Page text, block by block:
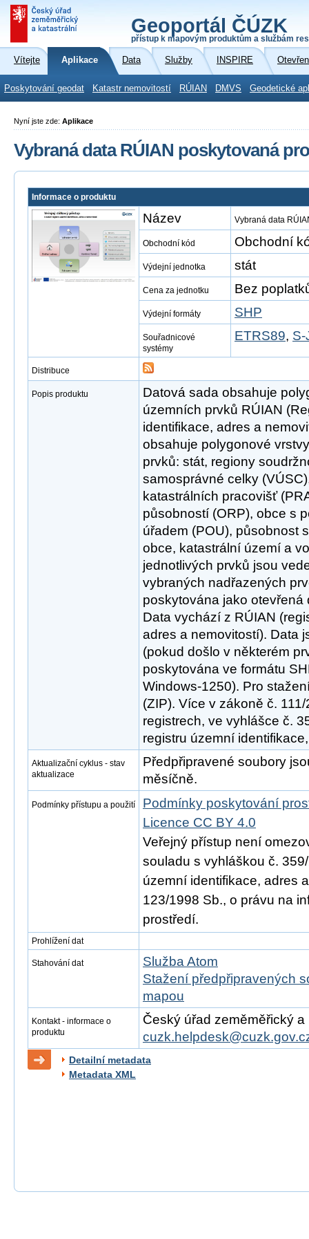
Geoportál ČÚZK
přístup k mapovým produktům a službám
Vítejte Aplikace Data Služby INSPIRE
Poskytování geodat Katastr nemovitostí RÚIAN DMVS Geodetické
Nyní jste zde: Aplikace
Vybraná data RÚIAN poskytovaná
Informace o produktu
Název Vybraná data
Obchodní kód Obchodní
Výdejní jednotka stát
Cena za jednotku Bez
Výdejní formáty SHP
Souřadnicové
systémy
ETRS89, S-
Distribuce
Popis produktu
Datová sada obsahuje
územních prvků RÚIAN
identifikace, adres a
obsahuje polygonové
prvků: stát, regiony
samosprávné celky
katastrálních pracovišť
působností (ORP), obce s
úřadem (POU), působnost
obce, katastrální území a
jednotlivých prvků jsou
vybraných nadřazených
poskytována jako otevřená
Data vychází z RÚIAN
adres a nemovitostí). Data
(pokud došlo v některém
poskytována ve formátu
Windows-1250). Pro
(ZIP). Více v zákoně č.
registrech, ve vyhlášce č.
registru územní
Aktualizační cyklus - stav
aktualizace
Předpřipravené soubory
měsíčně.
Podmínky přístupu a použití
Podmínky poskytování
Licence CC BY 4.0
Veřejný přístup není
souladu s vyhláškou č.
územní identifikace, adres
123/1998 Sb., o právu na
prostředí.
Prohlížení dat
Stahování dat
Služba Atom
Stažení předpřipravených
mapou
Kontakt - informace o
produktu
Český úřad zeměměřický
Detailní metadata
Metadata XML